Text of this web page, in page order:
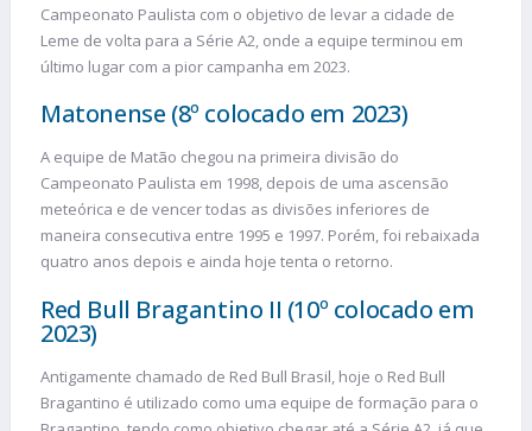
Campeonato Paulista com o objetivo de levar a cidade de
Leme de volta para a Série A2, onde a equipe terminou em
último lugar com a pior campanha em 2023.
Matonense (8º colocado em 2023)
A equipe de Matão chegou na primeira divisão do
Campeonato Paulista em 1998, depois de uma ascensão
meteórica e de vencer todas as divisões inferiores de
maneira consecutiva entre 1995 e 1997. Porém, foi rebaixada
quatro anos depois e ainda hoje tenta o retorno.
Red Bull Bragantino II (10º colocado em
2023)
Antigamente chamado de Red Bull Brasil, hoje o Red Bull
Bragantino é utilizado como uma equipe de formação para o